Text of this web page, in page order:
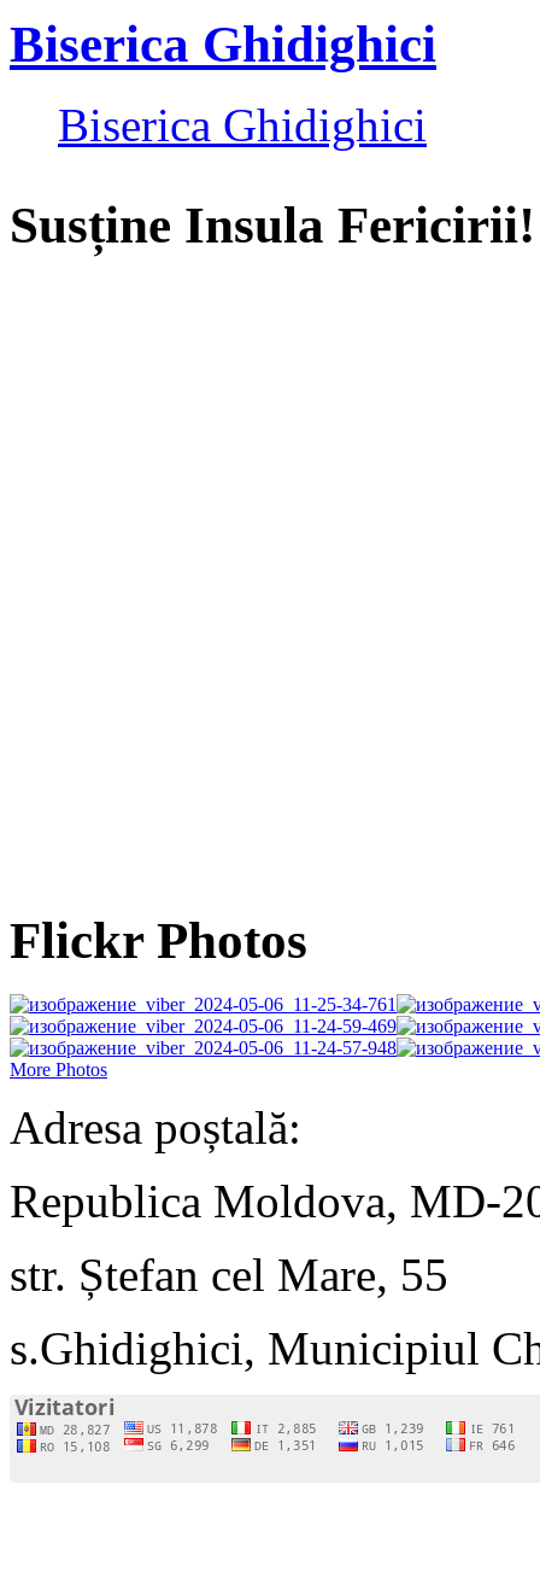
Biserica Ghidighici
Biserica Ghidighici
Susține Insula Fericirii!
Flickr Photos
More Photos
Adresa poștală:
Republica Moldova, MD-
str. Ștefan cel Mare, 55
s.Ghidighici, Municipiul